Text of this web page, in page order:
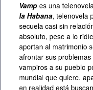
Vamp es una
la Habana, telenovela
secuela casi sin
absoluto, pese a lo
aportan al matrimonio
afrontar sus
vampiros a su pueblo
mundial que quiere.
en realidad está